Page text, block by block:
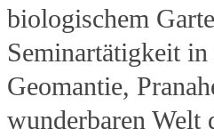
biologischem
Seminartätigkeit in
Geomantie,
wunderbaren Welt